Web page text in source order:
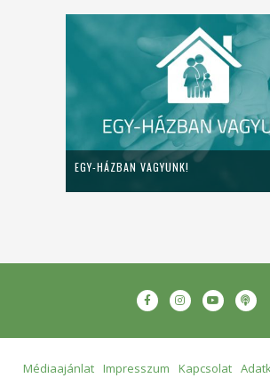
EGY-HÁZBAN VAGYUNK!
Médiaajánlat Impresszum Kapcsolat